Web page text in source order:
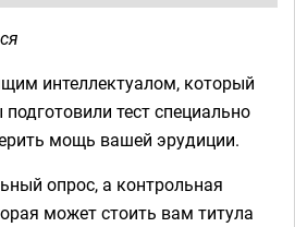
интеллектуалом, который
тест специально
мощь вашей эрудиции.
опрос, а контрольная
может стоить вам титула